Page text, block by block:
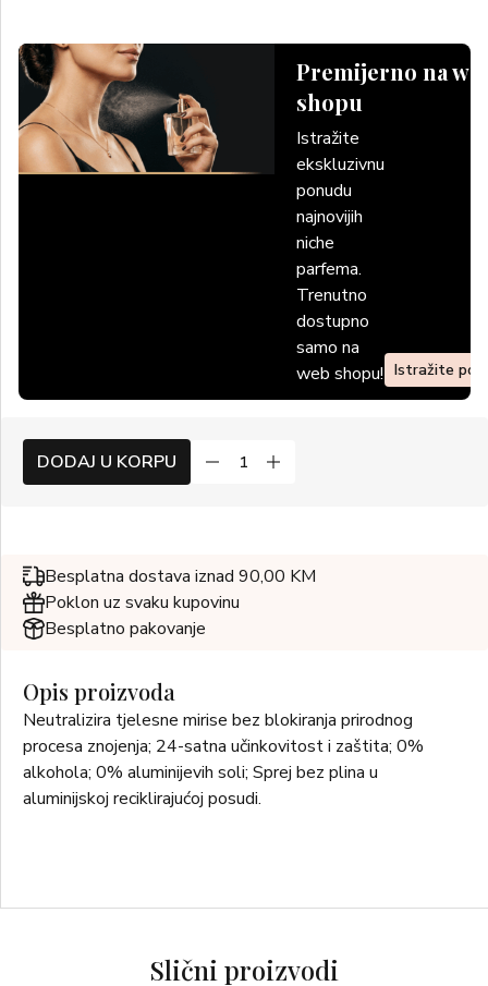
Premijerno na
shopu
Istražite
ekskluzivnu
ponudu
najnovijih
niche
parfema.
Trenutno
dostupno
samo na
web shopu! Istražite
DODAJ U KORPU
Besplatna dostava iznad 90,00 KM
Poklon uz svaku kupovinu
Besplatno pakovanje
Opis proizvoda
Neutralizira tjelesne mirise bez blokiranja prirodnog
procesa znojenja; 24-satna učinkovitost i zaštita; 0%
alkohola; 0% aluminijevih soli; Sprej bez plina u
aluminijskoj reciklirajućoj posudi.
Slični proizvodi